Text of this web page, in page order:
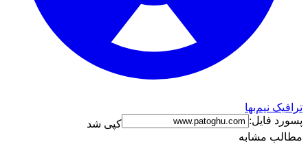
ترافیک نیم‌بها
پسورد فایل:
کپی شد
مطالب مشابه